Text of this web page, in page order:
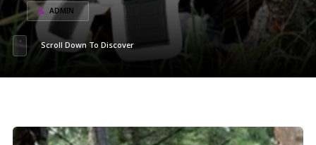
ADMIN
Scroll Down To Discover